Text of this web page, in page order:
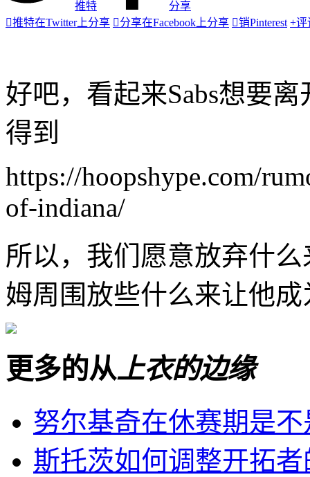
推特
分享
推特在Twitter上分享 分享在Facebook上分享 销Pinterest +评
好吧，看起来Sabs想要
得到
https://hoopshype.com/
of-indiana/
所以，我们愿意放弃什
姆周围放些什么来让他
更多的从上衣的边缘
努尔基奇在休赛期是不
斯托茨如何调整开拓